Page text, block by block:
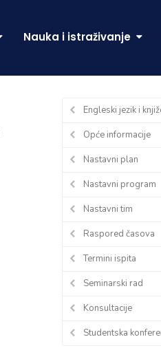
Nauka i istraživanje
Engleski jezik i
Opće informacije
Nastavni plan
Nastavni program
Nastavni tim
Raspored časova
Termini ispita
Seminarski rad
Konsultacije
Studentska